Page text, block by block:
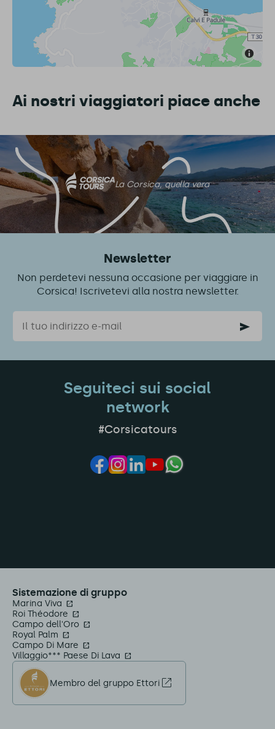
Ai nostri viaggiatori piace anche
La Corsica, quella vera
Newsletter
Non perdetevi nessuna occasione per viaggiare in
Corsica! Iscrivetevi alla nostra newsletter.
Email
Seguiteci sui social
network
#Corsicatours
Sistemazione di gruppo
Marina Viva
Roi Théodore
Campo dell'Oro
Royal Palm
Campo Di Mare
Villaggio*** Paese Di Lava
Membro del gruppo Ettori